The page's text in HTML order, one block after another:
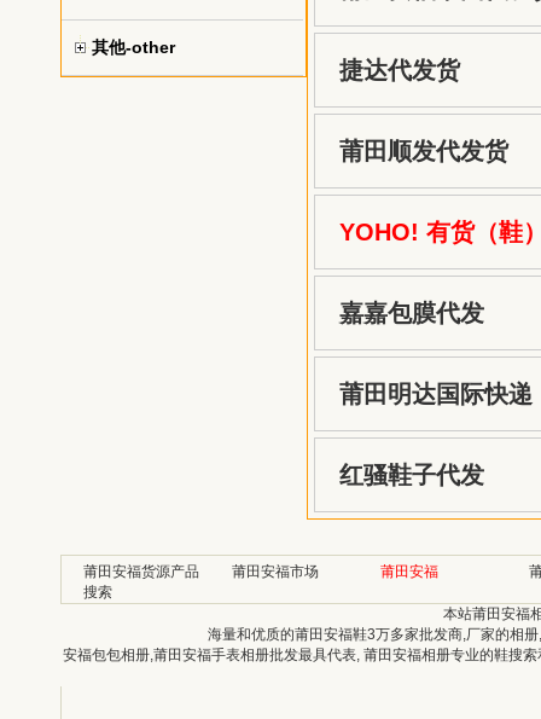
其他-other
捷达代发货
莆田顺发代发货
YOHO! 有货（鞋
嘉嘉包膜代发
莆田明达国际快递
红骚鞋子代发
莆田安福货源产品
搜索
莆田安福市场 莆田安福
本站莆田安福
海量和优质的莆田安福鞋3万多家批发商,厂家的相
安福包包相册,莆田安福手表相册批发最具代表, 莆田安福相册专业的鞋搜